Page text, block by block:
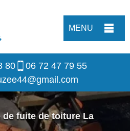
MENU
80
06 72 47 79 55
fuite de toiture La